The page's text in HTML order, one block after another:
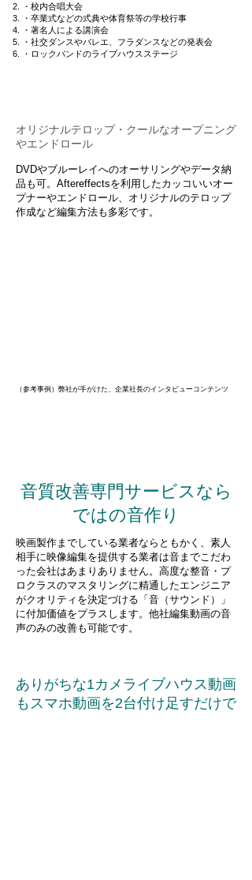
・校内合唱大会
・卒業式などの式典や体育祭等の学校行事
・著名人による講演会
・社交ダンスやバレエ、フラダンスなどの発表会
・ロックバンドのライブハウスステージ
オリジナルテロップ・クールなオープニング
やエンドロール
DVDやブルーレイへのオーサリングやデータ納
品も可。Aftereffectsを利用したカッコいいオー
プナーやエンドロール、オリジナルのテロップ
作成など編集方法も多彩です。
​（参考事例）弊社が手がけた、企業社長のインタビューコンテンツ
音質改善専門サービスなら
ではの音作り
映画製作までしている業者ならともかく、素人
相手に映像編集を提供する業者は音までこだわ
った会社はあまりありません。高度な整音・プ
ロクラスのマスタリングに精通したエンジニア
がクオリティを決定づける「音（サウンド）」
に付加価値をプラスします。他社編集動画の音
声のみの改善も可能です。
ありがちな1カメライブハウス動画
もスマホ動画を2台付け足すだけで